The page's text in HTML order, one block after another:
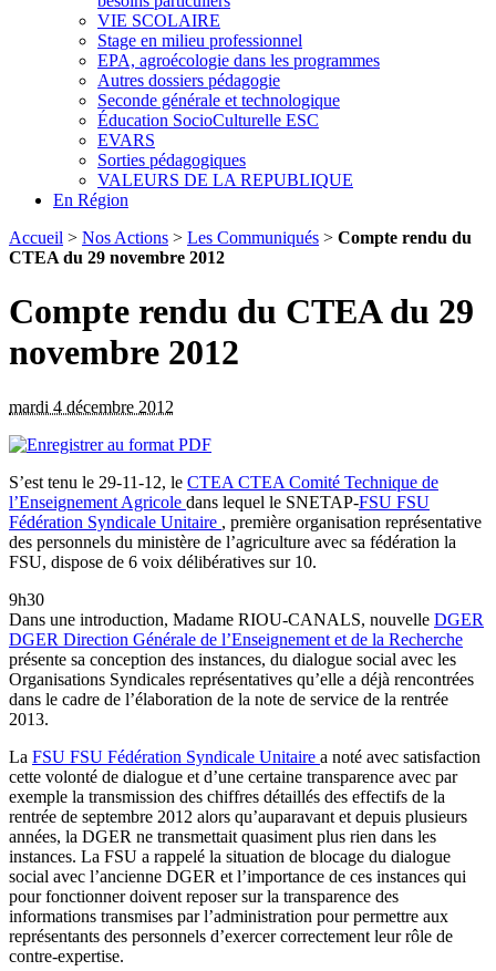
VIE SCOLAIRE
Stage en milieu professionnel
EPA, agroécologie dans les programmes
Autres dossiers pédagogie
Seconde générale et technologique
Éducation SocioCulturelle ESC
EVARS
Sorties pédagogiques
VALEURS DE LA REPUBLIQUE
En Région
Accueil > Nos Actions > Les Communiqués > Compte rendu du
CTEA du 29 novembre 2012
Compte rendu du CTEA du 29
novembre 2012
mardi 4 décembre 2012
S’est tenu le 29-11-12, le CTEA CTEA Comité Technique de
l’Enseignement Agricole dans lequel le SNETAP-FSU FSU
Fédération Syndicale Unitaire , première organisation représentative
des personnels du ministère de l’agriculture avec sa fédération la
FSU, dispose de 6 voix délibératives sur 10.
9h30
Dans une introduction, Madame RIOU-CANALS, nouvelle DGER
DGER Direction Générale de l’Enseignement et de la Recherche
présente sa conception des instances, du dialogue social avec les
Organisations Syndicales représentatives qu’elle a déjà rencontrées
dans le cadre de l’élaboration de la note de service de la rentrée
2013.
La FSU FSU Fédération Syndicale Unitaire a noté avec satisfaction
cette volonté de dialogue et d’une certaine transparence avec par
exemple la transmission des chiffres détaillés des effectifs de la
rentrée de septembre 2012 alors qu’auparavant et depuis plusieurs
années, la DGER ne transmettait quasiment plus rien dans les
instances. La FSU a rappelé la situation de blocage du dialogue
social avec l’ancienne DGER et l’importance de ces instances qui
pour fonctionner doivent reposer sur la transparence des
informations transmises par l’administration pour permettre aux
représentants des personnels d’exercer correctement leur rôle de
contre-expertise.